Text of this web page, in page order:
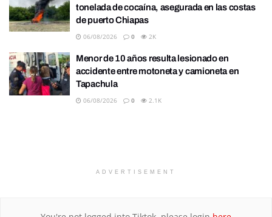
tonelada de cocaína, asegurada en las costas
de puerto Chiapas
06/08/2026 0 2K
Menor de 10 años resulta lesionado en
accidente entre motoneta y camioneta en
Tapachula
06/08/2026 0 2.1K
ADVERTISEMENT